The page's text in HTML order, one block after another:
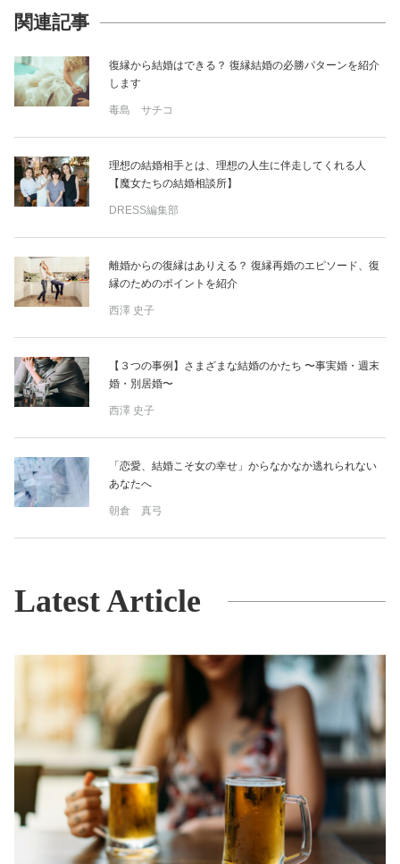
関連記事
復縁から結婚はできる？ 復縁結婚の必勝パターンを紹介
します
毒島 サチコ
理想の結婚相手とは、理想の人生に伴走してくれる人
【魔女たちの結婚相談所】
DRESS編集部
離婚からの復縁はありえる？ 復縁再婚のエピソード、復
縁のためのポイントを紹介
西澤 史子
【３つの事例】さまざまな結婚のかたち 〜事実婚・週末
婚・別居婚〜
西澤 史子
「恋愛、結婚こそ女の幸せ」からなかなか逃れられない
あなたへ
朝倉 真弓
Latest Article